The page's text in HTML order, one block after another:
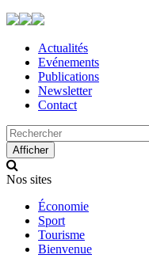
Actualités
Evénements
Publications
Newsletter
Contact
Search
Afficher
Nos sites
Économie
Sport
Tourisme
Bienvenue